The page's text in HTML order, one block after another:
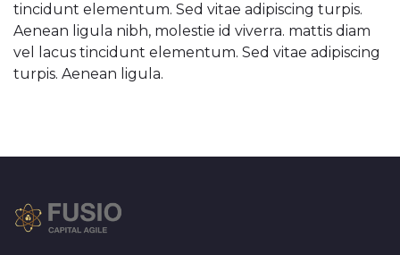
tincidunt elementum. Sed vitae adipiscing turpis.
Aenean ligula nibh, molestie id viverra. mattis diam
vel lacus tincidunt elementum. Sed vitae adipiscing
turpis. Aenean ligula.